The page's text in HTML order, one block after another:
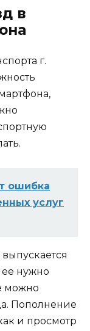
в
г.
ошибка
услуг
ее нужно
можно
Пополнение
и просмотр